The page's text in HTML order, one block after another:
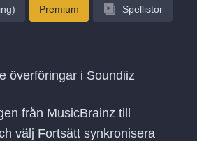
Premium Spellistor
överföringar i Soundiiz
från MusicBrainz till
välj Fortsätt synkronisera